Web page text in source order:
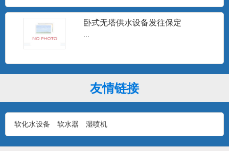
...
10T无塔供水设备
...
卧式无塔供水设备发往保定
...
友情链接
软化水设备 软水器 湿喷机